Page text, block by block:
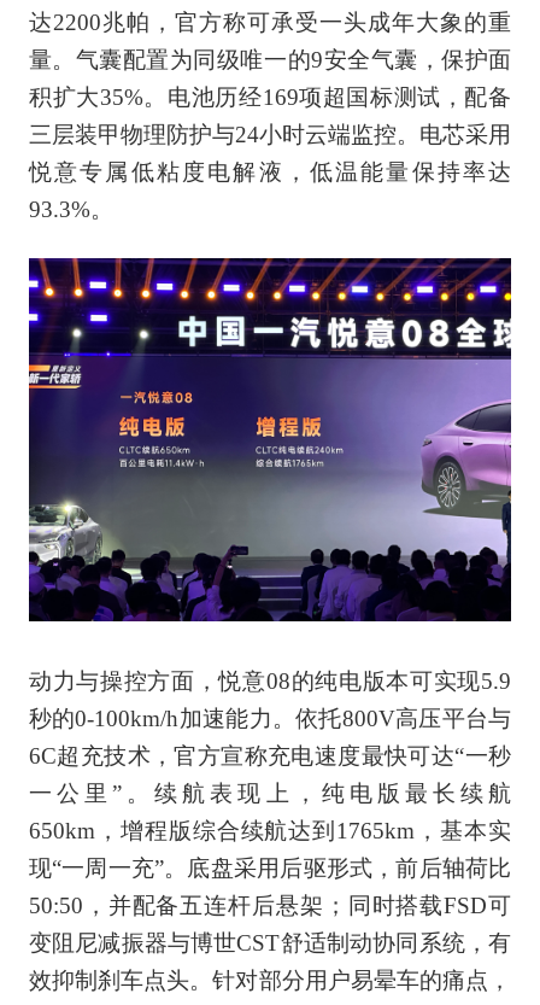
达2200兆帕，官方称可承受一头成年大象的重
量。气囊配置为同级唯一的9安全气囊，保护面
积扩大35%。电池历经169项超国标测试，配备
三层装甲物理防护与24小时云端监控。电芯采用
悦意专属低粘度电解液，低温能量保持率达
93.3%。
动力与操控方面，悦意08的纯电版本可实现5.9
秒的0-100km/h加速能力。依托800V高压平台与
6C超充技术，官方宣称充电速度最快可达“一秒
一公里”。续航表现上，纯电版最长续航
650km，增程版综合续航达到1765km，基本实
现“一周一充”。底盘采用后驱形式，前后轴荷比
50:50，并配备五连杆后悬架；同时搭载FSD可
变阻尼减振器与博世CST舒适制动协同系统，有
效抑制刹车点头。针对部分用户易晕车的痛点，